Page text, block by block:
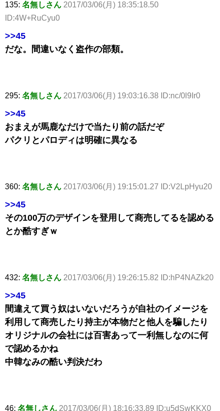
135: 名無しさん 2017/03/06(月) 18:35:18.50
ID:4W+RuCyu0
>>45
だな。間違いなく盗作の部類。
295: 名無しさん 2017/03/06(月) 19:03:16.38 ID:nc/0l9Ir0
>>45
おまえが馬鹿なだけで当たり前の話だぞ
パクリとパロディは明確に異なる
360: 名無しさん 2017/03/06(月) 19:15:01.27 ID:V2LpHyu20
>>45
その100万のデザインを登用して商売してるを認める
とか酷すぎｗ
432: 名無しさん 2017/03/06(月) 19:26:15.82 ID:hP4NAZk20
>>45
間違えて買う奴はいないだろうが自社のイメージを
利用して商売したり持主が本物だと他人を騙したり
オリジナルの会社には百害あって一利無しなのに何
で認めるかね
中韓なみの酷い判決だわ
46: 名無しさん 2017/03/06(月) 18:16:33.89 ID:u5dSwKKX0